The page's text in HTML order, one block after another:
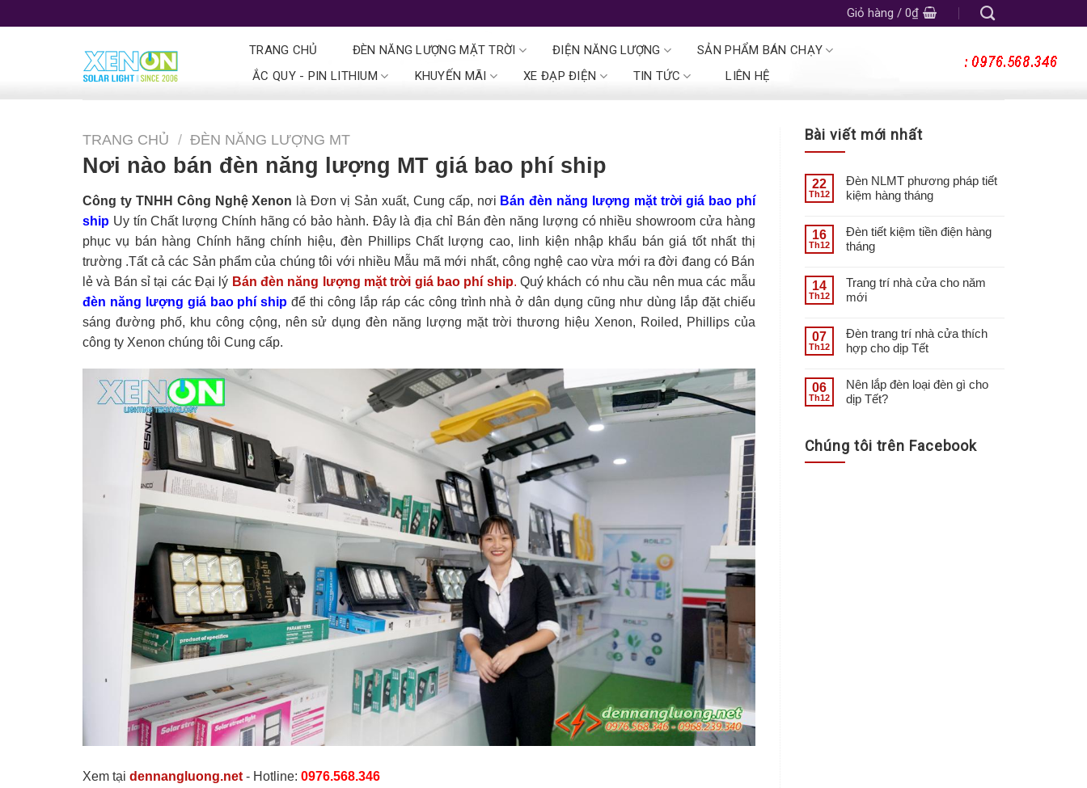
Giỏ hàng / 0₫
TRANG CHỦ ĐÈN NĂNG LƯỢNG MẶT TRỜI ĐIỆN NĂNG LƯỢNG
SẢN PHẨM BÁN CHẠY
ẮC QUY - PIN LITHIUM
KHUYẾN MÃI XE ĐẠP ĐIỆN TIN TỨC LIÊN HỆ
TRANG CHỦ / ĐÈN NĂNG LƯỢNG MT
Nơi nào bán đèn năng lượng MT giá bao phí ship
Công ty TNHH Công Nghệ Xenon là Đơn vị Sản xuất, Cung cấp, nơi Bán đèn năng lượng mặt trời giá bao phí
ship Uy tín Chất lượng Chính hãng có bảo hành. Đây là địa chỉ Bán đèn năng lượng có nhiều showroom cửa hàng
phục vụ bán hàng Chính hãng chính hiệu, đèn Phillips Chất lượng cao, linh kiện nhập khẩu bán giá tốt nhất thị
trường .Tất cả các Sản phẩm của chúng tôi với nhiều Mẫu mã mới nhất, công nghệ cao vừa mới ra đời đang có Bán
lẻ và Bán sỉ tại các Đại lý Bán đèn năng lượng mặt trời giá bao phí ship. Quý khách có nhu cầu nên mua các mẫu
đèn năng lượng giá bao phí ship để thi công lắp ráp các công trình nhà ở dân dụng cũng như dùng lắp đặt chiếu
sáng đường phố, khu công cộng, nên sử dụng đèn năng lượng mặt trời thương hiệu Xenon, Roiled, Phillips của
công ty Xenon chúng tôi Cung cấp.
Xem tại dennangluong.net - Hotline: 0976.568.346
Bài viết mới nhất
22
Th12
Đèn NLMT phương pháp tiết
kiệm hàng tháng
16
Th12
Đèn tiết kiệm tiền điện hàng
tháng
14
Th12
Trang trí nhà cửa cho năm
mới
07
Th12
Đèn trang trí nhà cửa thích
hợp cho dịp Tết
06
Th12
Nên lắp đèn loại đèn gì cho
dịp Tết?
Chúng tôi trên Facebook